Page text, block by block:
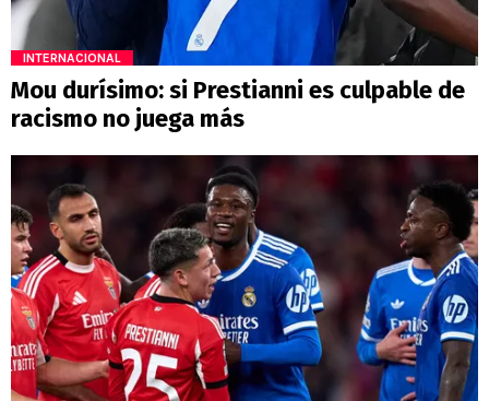
INTERNACIONAL
Mou durísimo: si Prestianni es culpable de
racismo no juega más